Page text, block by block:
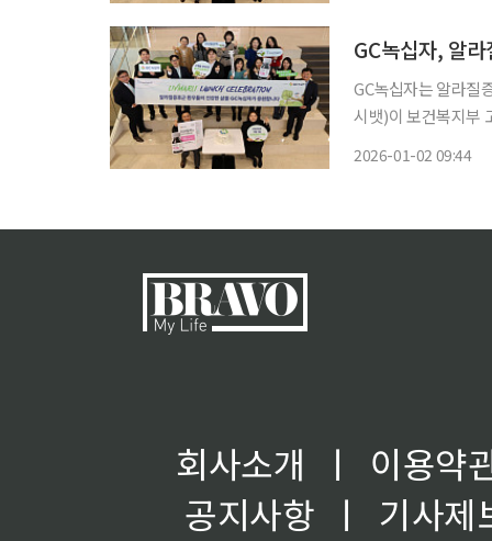
GC녹십자, 알라
GC녹십자는 알라질
시뱃)이 보건복지부
2026-01-02 09:44
회사소개 ㅣ
이용약
공지사항
ㅣ
기사제